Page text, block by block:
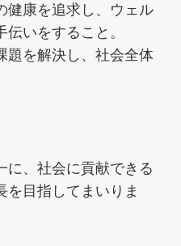
健康を追求し、ウェル
いをすること。
題を解決し、社会全体
に、社会に貢献できる
を目指してまいりま